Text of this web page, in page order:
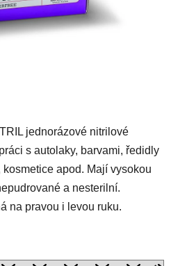
jednorázové nitrilové
s autolaky, barvami, ředidly
apod. Mají vysokou
a nesterilní.
na pravou i levou ruku.